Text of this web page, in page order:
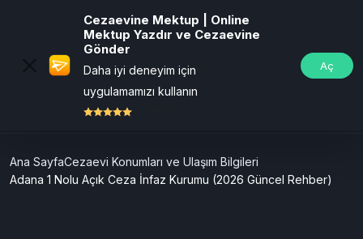
Cezaevine Mektup | Online
Mektup Yazdır ve Cezaevine
Gönder
Daha iyi deneyim için
uygulamamızı kullanın
Aç
Ana SayfaCezaevi Konumları ve Ulaşım Bilgileri
Adana 1 Nolu Açık Ceza İnfaz Kurumu (2026 Güncel Rehber)